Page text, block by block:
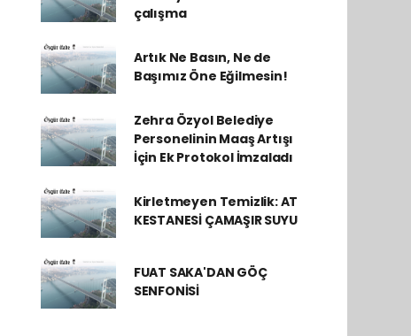
çalışma
Artık Ne Basın, Ne de
Başımız Öne Eğilmesin!
Zehra Özyol Belediye
Personelinin Maaş Artışı
İçin Ek Protokol İmzaladı
Kirletmeyen Temizlik: AT
KESTANESİ ÇAMAŞIR SUYU
FUAT SAKA'DAN GÖÇ
SENFONİSİ